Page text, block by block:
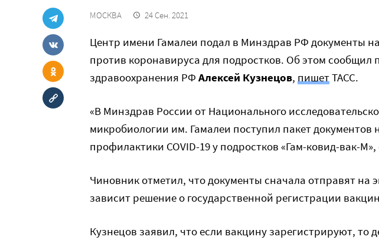
МОСКВА 24 Сен. 2021
Центр имени Гамалеи подал в Минздрав РФ документы
против коронавируса для подростков. Об этом
здравоохранения РФ Алексей Кузнецов, пишетТАСС.
«В Минздрав России от Национального
микробиологии им. Гамалеи поступил пакет
профилактики COVID-19 у подростков «Гам-ковид-вак-
Чиновник отметил, что документы сначала отправят на
зависит решение о государственной регистрации
Кузнецов заявил, что если вакцину зарегистрируют, то